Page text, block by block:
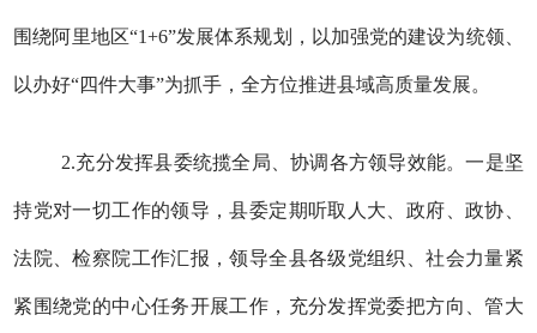
围绕阿里地区“1+6”发展体系规划，以加强党的建设为统领、
以办好“四件大事”为抓手，全方位推进县域高质量发展。
2.充分发挥县委统揽全局、协调各方领导效能。一是坚
持党对一切工作的领导，县委定期听取人大、政府、政协、
法院、检察院工作汇报，领导全县各级党组织、社会力量紧
紧围绕党的中心任务开展工作，充分发挥党委把方向、管大